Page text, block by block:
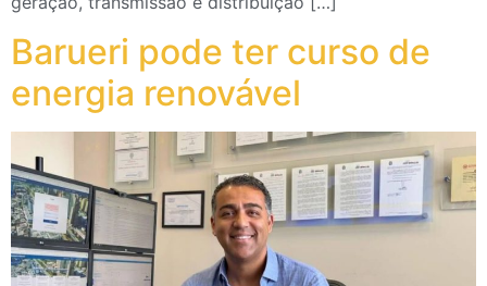
Barueri pode ter curso de
energia renovável